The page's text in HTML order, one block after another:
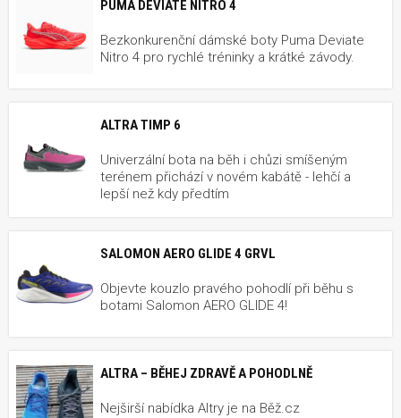
PUMA DEVIATE NITRO 4
Bezkonkurenční dámské boty Puma Deviate
Nitro 4 pro rychlé tréninky a krátké závody.
ALTRA TIMP 6
Univerzální bota na běh i chůzi smíšeným
terénem přichází v novém kabátě - lehčí a
lepší než kdy předtím
SALOMON AERO GLIDE 4 GRVL
Objevte kouzlo pravého pohodlí při běhu s
botami Salomon AERO GLIDE 4!
ALTRA – BĚHEJ ZDRAVĚ A POHODLNĚ
Nejširší nabídka Altry je na Běž.cz